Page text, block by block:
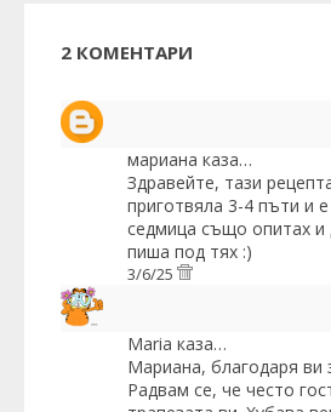
2 КОМЕНТАРИ
мариана каза…
Здравейте, тази
приготвяла 3-4 пъти и
седмица също опитах
пиша под тях :)
3/6/25
Maria каза…
Мариана, благодаря ви
Радвам се, че често